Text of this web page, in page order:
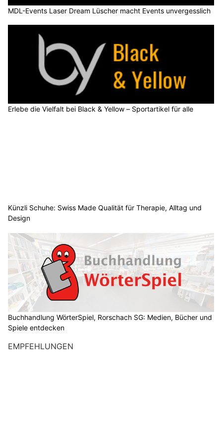
MDL-Events Laser Dream Lüscher macht Events unvergesslich
Erlebe die Vielfalt bei Black & Yellow – Sportartikel für alle
Künzli Schuhe: Swiss Made Qualität für Therapie, Alltag und
Design
Buchhandlung WörterSpiel, Rorschach SG: Medien, Bücher und
Spiele entdecken
EMPFEHLUNGEN